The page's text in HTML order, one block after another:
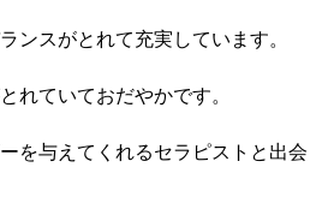
ンスがとれて充実しています。
れていておだやかです。
を与えてくれるセラピストと出会